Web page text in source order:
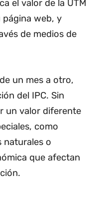
el valor de la UTM
página web, y
de medios de
un mes a otro,
del IPC. Sin
un valor diferente
como
naturales o
que afectan